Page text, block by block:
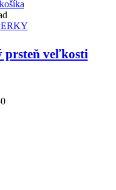
veľkosti